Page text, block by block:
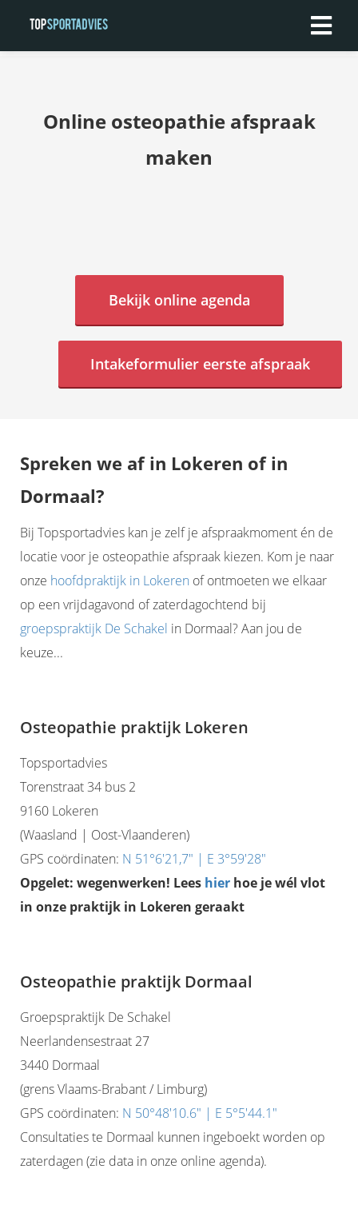
Online osteopathie afspraak
maken
Bekijk online agenda
Intakeformulier eerste afspraak
Spreken we af in Lokeren of in
Dormaal?
Bij Topsportadvies kan je zelf je afspraakmoment én de
locatie voor je osteopathie afspraak kiezen. Kom je naar
onze hoofdpraktijk in Lokeren of ontmoeten we elkaar
op een vrijdagavond of zaterdagochtend bij
groepspraktijk De Schakel in Dormaal? Aan jou de
keuze...
Osteopathie praktijk Lokeren
Topsportadvies
Torenstraat 34 bus 2
9160 Lokeren
(Waasland | Oost-Vlaanderen)
GPS coördinaten: N 51°6'21,7" | E 3°59'28"
Opgelet: wegenwerken! Lees hier hoe je wél vlot
in onze praktijk in Lokeren geraakt
Osteopathie praktijk Dormaal
Groepspraktijk De Schakel
Neerlandensestraat 27
3440 Dormaal
(grens Vlaams-Brabant / Limburg)
GPS coördinaten: N 50°48'10.6" | E 5°5'44.1"
Consultaties te Dormaal kunnen ingeboekt worden op
zaterdagen (zie data in onze online agenda).